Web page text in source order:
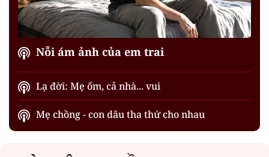
Nỗi ám ảnh của em trai
Lạ đời: Mẹ ốm, cả nhà... vui
Mẹ chồng - con dâu tha thứ cho nhau